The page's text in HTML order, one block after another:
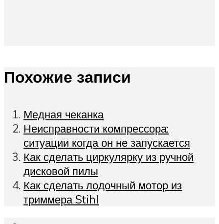
Похожие записи
Медная чеканка
Неисправности компрессора:
ситуации когда он не запускается
Как сделать циркулярку из ручной
дисковой пилы
Как сделать лодочный мотор из
триммера Stihl